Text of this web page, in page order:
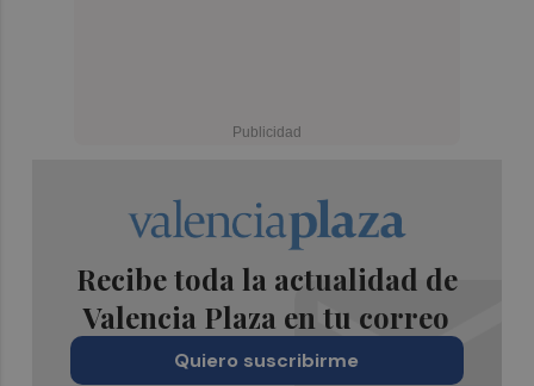
Recibe toda la actualidad de
Valencia Plaza en tu correo
Quiero suscribirme